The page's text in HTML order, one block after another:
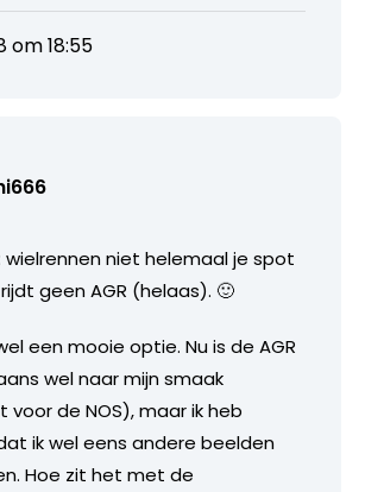
om 18:55
wielrennen niet helemaal je spot
geen AGR (helaas). 🙂
een mooie optie. Nu is de AGR
wel naar mijn smaak
de NOS), maar ik heb
ik wel eens andere beelden
Hoe zit het met de